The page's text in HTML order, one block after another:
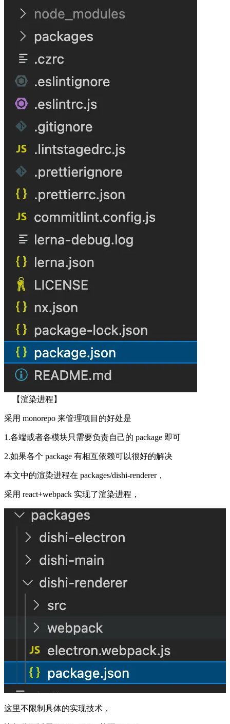
【渲染进程】
采用 monorepo 来管理项目的好处是
1.各端或者各模块只需要负责自己的 package 即可
2.如果各个 package 有相互依赖可以很好的解决
本文中的渲染进程在 packages/dishi-renderer，
采用 react+webpack 实现了渲染进程，
这里不限制具体的实现技术，